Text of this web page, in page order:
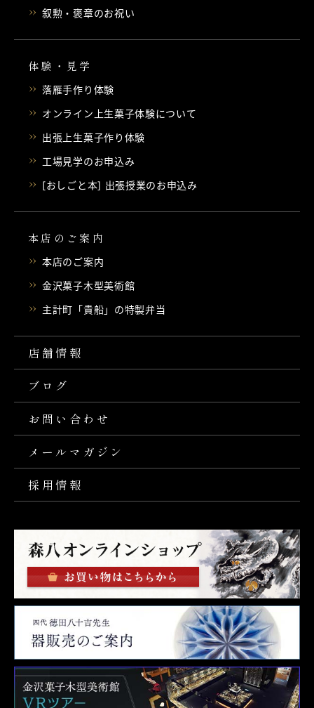
叙勲・褒章のお祝い
体験・見学
落雁手作り体験
オンライン上生菓子体験について
出張上生菓子作り体験
工場見学のお申込み
[おしごと本] 出張授業のお申込み
本店のご案内
本店のご案内
金沢菓子木型美術館
主計町「貴船」の特製弁当
店舗情報
ブログ
お問い合わせ
メールマガジン
採用情報